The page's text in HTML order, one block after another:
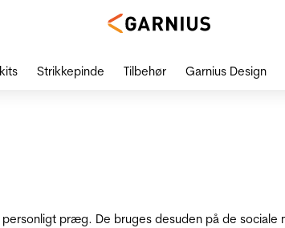
præg. De bruges desuden på de
Strikkepinde Tilbehør Garnius Design